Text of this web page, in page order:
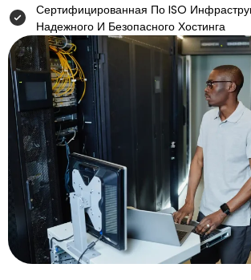
Сертифицированная По ISO
Надежного И Безопасного Хостинга